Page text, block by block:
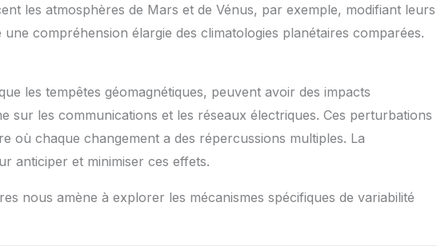
les atmosphères de Mars et de Vénus, par exemple, modifiant leurs
compréhension élargie des climatologies planétaires comparées.
les tempêtes géomagnétiques, peuvent avoir des impacts
sur les communications et les réseaux électriques. Ces perturbations
où chaque changement a des répercussions multiples. La
anticiper et minimiser ces effets.
nous amène à explorer les mécanismes spécifiques de variabilité